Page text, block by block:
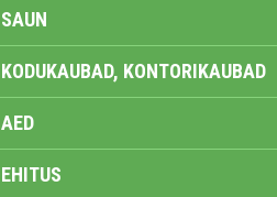
SAUN
KODUKAUBAD, KONTORIKAUBAD
AED
EHITUS